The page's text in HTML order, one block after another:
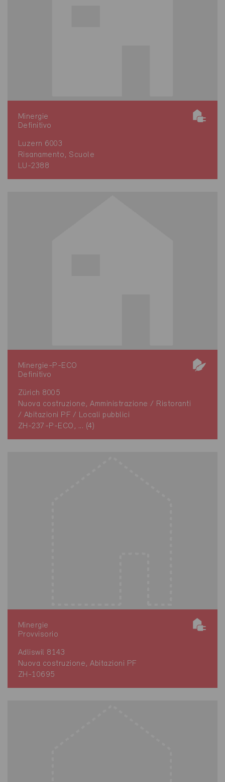
Minergie
Definitivo
Luzern 6003
Risanamento, Scuole
LU-2388
Minergie-P-ECO
Definitivo
Zürich 8005
Nuova costruzione, Amministrazione / Ristoranti
/ Abitazioni PF / Locali pubblici
ZH-237-P-ECO, ... (4)
Minergie
Provvisorio
Adliswil 8143
Nuova costruzione, Abitazioni PF
ZH-10695